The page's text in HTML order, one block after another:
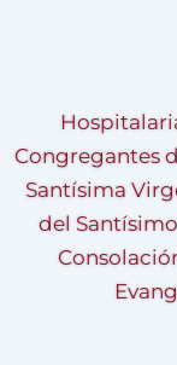
Congregantes
Santísima
del